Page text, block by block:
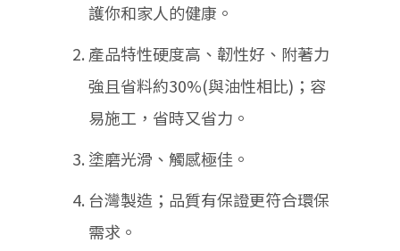
護你和家人的健康。
產品特性硬度高、韌性好、附著力
強且省料約30%(與油性相比)；容
易施工，省時又省力。
塗磨光滑、觸感極佳。
台灣製造；品質有保證更符合環保
需求。